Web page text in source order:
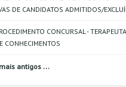
DE CANDIDATOS ADMITIDOS/
CONCURSAL -
CONHECIMENTOS
antigos ...